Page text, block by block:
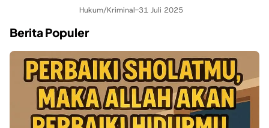
Hukum/Kriminal-31 Juli 2025
Berita Populer